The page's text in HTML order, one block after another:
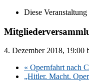
Die­se
4. De­zem­ber 2018, 19:00
« Opern­fahrt nach
„Hit­ler. Macht.